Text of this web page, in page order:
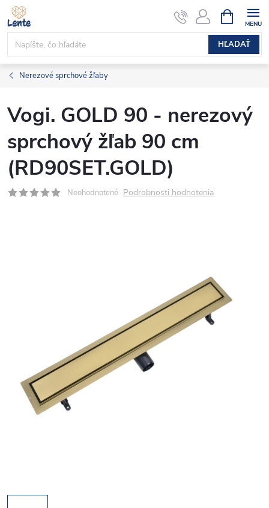
Prejsť
na
obsah
HĽADAŤ
KOŠÍK
Nerezové sprchové žľaby
Vogi. GOLD 90 - nerezový
sprchový žľab 90 cm
(RD90SET.GOLD)
Neohodnotené Podrobnosti hodnotenia